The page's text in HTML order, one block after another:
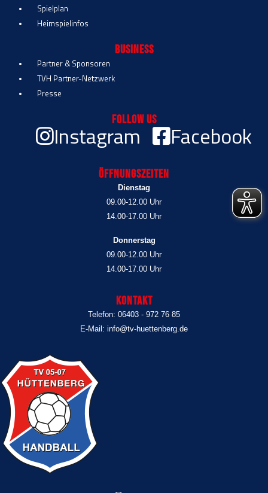
Spielplan
Heimspielinfos
Business
Partner & Sponsoren
TVH Partner-Netzwerk
Presse
Follow Us
Instagram Facebook
Öffnungszeiten
Dienstag
09.00-12.00 Uhr
14.00-17.00 Uhr
Donnerstag
09.00-12.00 Uhr
14.00-17.00 Uhr
Kontakt
Telefon: 06403 - 972 76 85
E-Mail: info@tv-huettenberg.de